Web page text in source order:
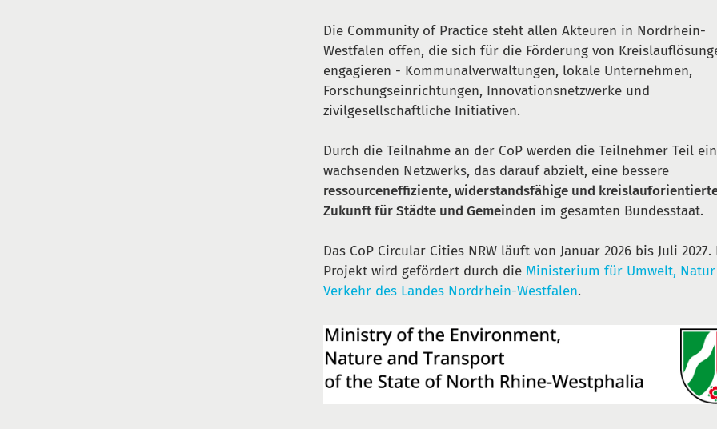
Die Community of Practice steht allen Akteuren in Nordrhein-
Westfalen offen, die sich für die Förderung von
engagieren - Kommunalverwaltungen, lokale Unternehmen,
Forschungseinrichtungen, Innovationsnetzwerke und
zivilgesellschaftliche Initiativen.
Durch die Teilnahme an der CoP werden die Teilnehmer Teil
wachsenden Netzwerks, das darauf abzielt, eine bessere
ressourceneffiziente, widerstandsfähige und
Zukunft für Städte und Gemeinden im gesamten Bundesstaat.
Das CoP Circular Cities NRW läuft von Januar 2026 bis Juli 2027.
Projekt wird gefördert durch die Ministerium für Umwelt,
Verkehr des Landes Nordrhein-Westfalen.